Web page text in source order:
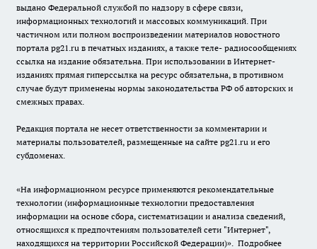
выдано Федеральной службой по надзору в сфере связи,
информационных технологий и массовых коммуникаций. При
частичном или полном воспроизведении материалов новостного
портала pg21.ru в печатных изданиях, а также теле- радиосообщениях
ссылка на издание обязательна. При использовании в Интернет-
изданиях прямая гиперссылка на ресурс обязательна, в противном
случае будут применены нормы законодательства РФ об авторских и
смежных правах.
Редакция портала не несет ответственности за комментарии и
материалы пользователей, размещенные на сайте pg21.ru и его
субдоменах.
«На информационном ресурсе применяются рекомендательные
технологии (информационные технологии предоставления
информации на основе сбора, систематизации и анализа сведений,
относящихся к предпочтениям пользователей сети "Интернет",
находящихся на территории Российской Федерации)». Подробнее